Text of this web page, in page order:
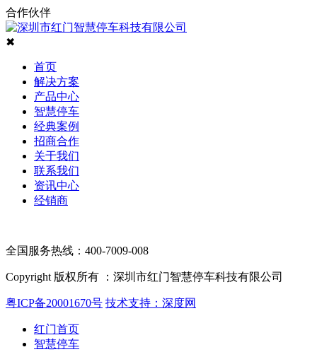
合作伙伴
✖
首页
解决方案
产品中心
智慧停车
经典案例
招商合作
关于我们
联系我们
资讯中心
经销商
全国服务热线：400-7009-008
Copyright 版权所有 ：深圳市红门智慧停车科技有限公司
粤ICP备20001670号 技术支持：深度网
红门首页
智慧停车